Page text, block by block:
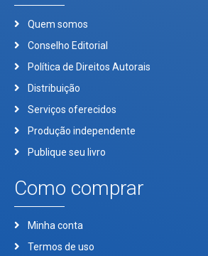
Quem somos
Conselho Editorial
Política de Direitos Autorais
Distribuição
Serviços oferecidos
Produção independente
Publique seu livro
Como comprar
Minha conta
Termos de uso